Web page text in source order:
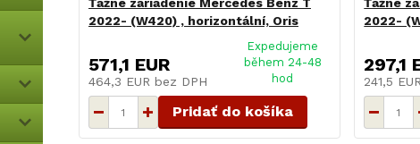
2022- (W420) , horizontální, Oris
571,1 EUR
464,3 EUR bez DPH
Expedujeme
během 24-48
hod
Pridať do košíka
2022-
297,1
241,5 EUR